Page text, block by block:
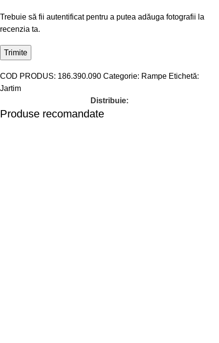
Trebuie să fii autentificat pentru a putea adăuga fotografii la
recenzia ta.
COD PRODUS: 186.390.090 Categorie: Rampe Etichetă:
Jartim
Distribuie:
Produse recomandate